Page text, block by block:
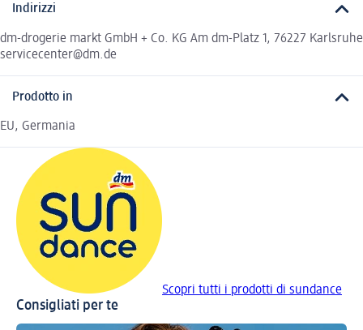
Indirizzi
dm-drogerie markt GmbH + Co. KG Am dm-Platz 1, 76227 Karlsruhe
servicecenter@dm.de
Prodotto in
EU, Germania
Scopri tutti i prodotti di sundance
Consigliati per te